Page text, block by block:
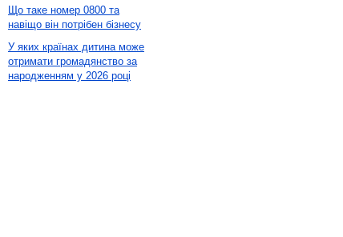
Що таке номер 0800 та
навіщо він потрібен бізнесу
У яких країнах дитина може
отримати громадянство за
народженням у 2026 році